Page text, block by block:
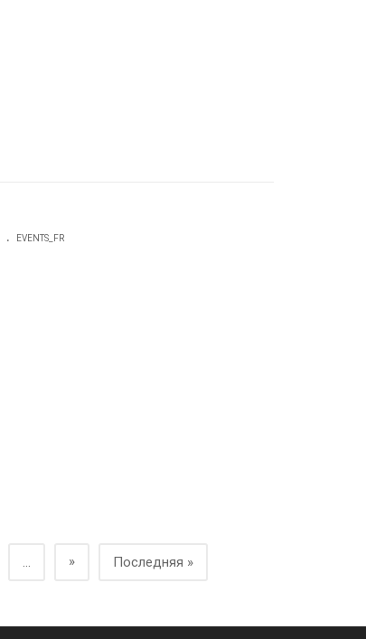
. EVENTS_FR
... » Последняя »